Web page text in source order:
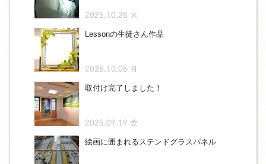
2025.10.28 火
Lessonの生徒さん作品
2025.10.06 月
取付け完了しました！
2025.09.19 金
絵画に囲まれるステンドグラスパネル